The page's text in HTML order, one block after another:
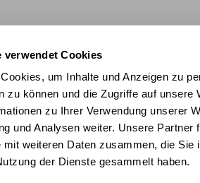
verwendet Cookies
um Inhalte und Anzeigen zu
zu können und die Zugriffe auf
zu Ihrer Verwendung unserer
und Analysen weiter. Unsere Partner
mit weiteren Daten zusammen, die Sie
der Dienste gesammelt haben.
⇗
Österreichischer Mediathek 2024